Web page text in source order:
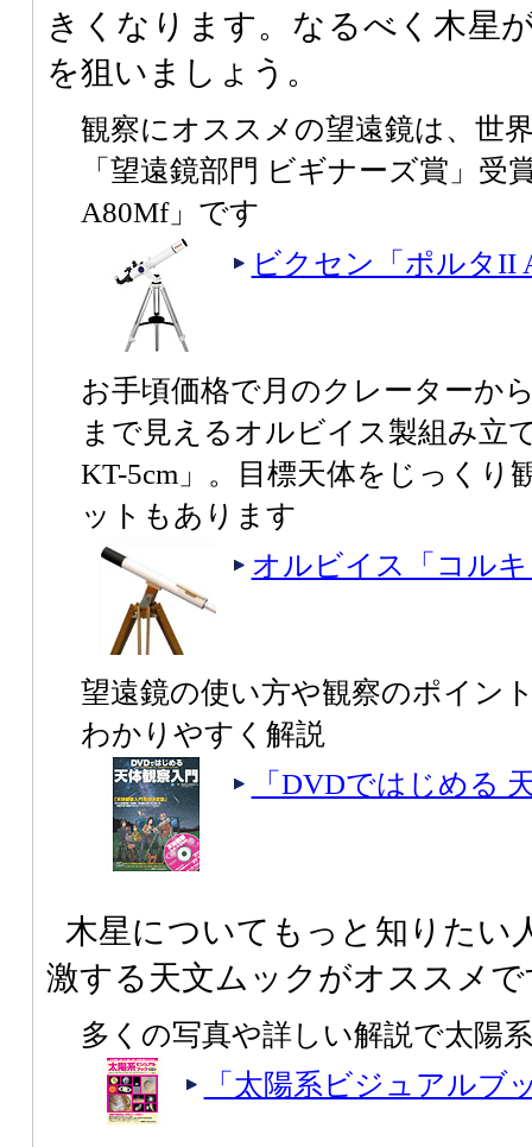
きくなります。なるべく木星
を狙いましょう。
観察にオススメの望遠鏡は、世
「望遠鏡部門 ビギナーズ賞」
A80Mf」です
ビクセン「ポルタII
お手頃価格で月のクレーターか
まで見えるオルビイス製組み立
KT-5cm」。目標天体をじっくり
ットもあります
オルビイス「コルキ
望遠鏡の使い方や観察のポイン
わかりやすく解説
「DVDではじめる
木星についてもっと知りたい
激する天文ムックがオススメ
多くの写真や詳しい解説で太陽
「太陽系ビジュアルブ